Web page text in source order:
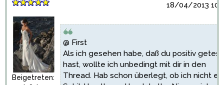
Beigetreten:
18/04/2013
@ First
Als ich gesehen habe, daß du positiv
hast, wollte ich unbedingt mit dir in den
Thread. Hab schon überlegt, ob ich nicht ein